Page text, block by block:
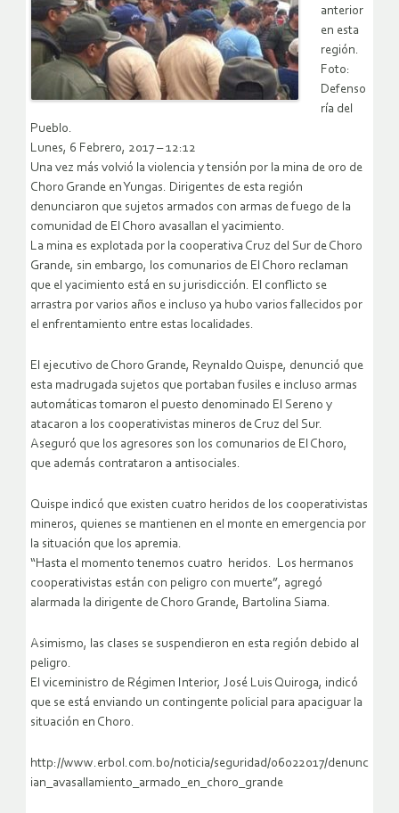
anterior
en esta
región.
Foto:
Defenso
ría del
Pueblo.
Lunes, 6 Febrero, 2017 – 12:12
Una vez más volvió la violencia y tensión por la mina de oro de
Choro Grande en Yungas. Dirigentes de esta región
denunciaron que sujetos armados con armas de fuego de la
comunidad de El Choro avasallan el yacimiento.
La mina es explotada por la cooperativa Cruz del Sur de Choro
Grande, sin embargo, los comunarios de El Choro reclaman
que el yacimiento está en su jurisdicción. El conflicto se
arrastra por varios años e incluso ya hubo varios fallecidos por
el enfrentamiento entre estas localidades.
El ejecutivo de Choro Grande, Reynaldo Quispe, denunció que
esta madrugada sujetos que portaban fusiles e incluso armas
automáticas tomaron el puesto denominado El Sereno y
atacaron a los cooperativistas mineros de Cruz del Sur.
Aseguró que los agresores son los comunarios de El Choro,
que además contrataron a antisociales.
Quispe indicó que existen cuatro heridos de los cooperativistas
mineros, quienes se mantienen en el monte en emergencia por
la situación que los apremia.
“Hasta el momento tenemos cuatro heridos. Los hermanos
cooperativistas están con peligro con muerte”, agregó
alarmada la dirigente de Choro Grande, Bartolina Siama.
Asimismo, las clases se suspendieron en esta región debido al
peligro.
El viceministro de Régimen Interior, José Luis Quiroga, indicó
que se está enviando un contingente policial para apaciguar la
situación en Choro.
http://www.erbol.com.bo/noticia/seguridad/06022017/denunc
ian_avasallamiento_armado_en_choro_grande